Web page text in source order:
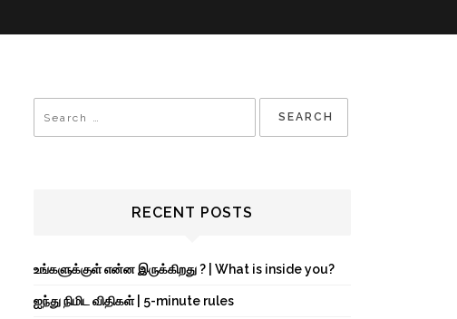
RECENT POSTS
உங்களுக்குள் என்ன இருக்கிறது ? | What is inside you?
ஐந்து நிமிட விதிகள் | 5-minute rules